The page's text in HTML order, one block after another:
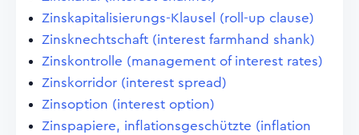
Zinskapitalisierungs-Klausel (roll-up clause)
Zinsknechtschaft (interest farmhand shank)
Zinskontrolle (management of interest rates)
Zinskorridor (interest spread)
Zinsoption (interest option)
Zinspapiere, inflationsgeschützte (inflation